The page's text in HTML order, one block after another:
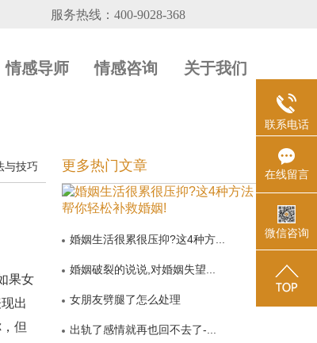
情感导师 情感咨询 关于我们
与技巧
果女
出
但
更多热门文章
婚姻生活很累很压抑?这4种方...
婚姻破裂的说说,对婚姻失望...
女朋友劈腿了怎么处理
出轨了感情就再也回不去了-...
联系电话
在线留言
微信咨询